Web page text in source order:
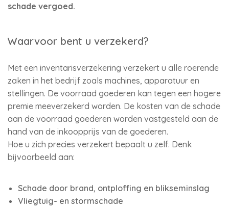
schade vergoed.
Waarvoor bent u verzekerd?
Met een inventarisverzekering verzekert u alle roerende
zaken in het bedrijf zoals machines, apparatuur en
stellingen. De voorraad goederen kan tegen een hogere
premie meeverzekerd worden. De kosten van de schade
aan de voorraad goederen worden vastgesteld aan de
hand van de inkoopprijs van de goederen.
Hoe u zich precies verzekert bepaalt u zelf. Denk
bijvoorbeeld aan:
Schade door brand, ontploffing en blikseminslag
Vliegtuig- en stormschade